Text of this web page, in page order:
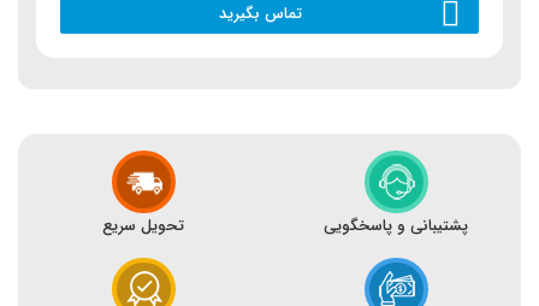
تماس بگیرید
پشتیبانی و پاسخگویی تحویل سریع